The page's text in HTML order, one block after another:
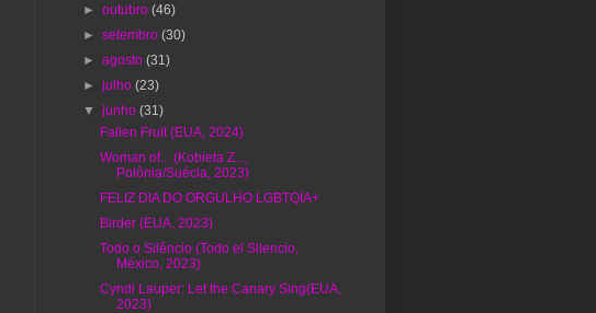
►outubro(46)
►setembro(30)
►agosto(31)
►julho(23)
▼junho(31)
Fallen Fruit (EUA, 2024)
Woman of... (Kobieta Z...,
Polônia/Suécia, 2023)
FELIZ DIA DO ORGULHO LGBTQIA+
Birder (EUA, 2023)
Todo o Silêncio (Todo el Silencio,
México, 2023)
Cyndi Lauper: Let the Canary Sing(EUA,
2023)